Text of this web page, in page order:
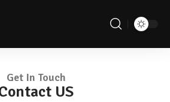
Get In Touch
US